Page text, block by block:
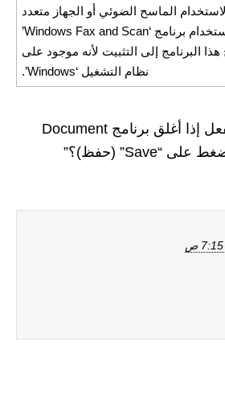
لاستخدام الماسح الضوئي أو الجهاز متعدد
الوظائف ، فيمكنك استخدام برنامج ‘Windows Fax and Scan’
هذا البرنامج إلى التثبيت لأنه موجود على
نظام التشغيل ‘Windows’.
رد واحد على “ماذا تفعل إذا أغلق برنامج Document